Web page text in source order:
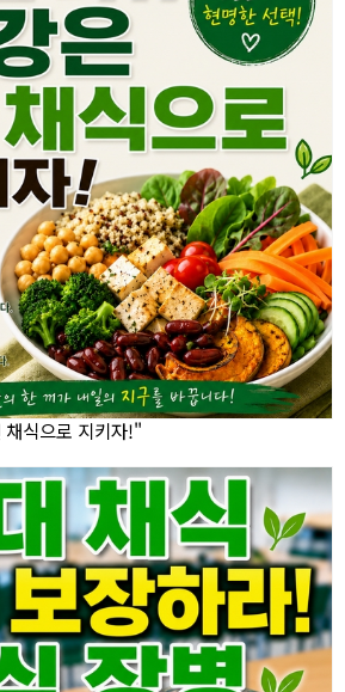
식으로 지키자!"